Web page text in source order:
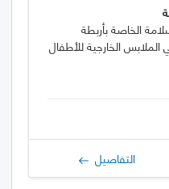
الخاصة بأربطة
الخارجية للأطفال
التفاصيل